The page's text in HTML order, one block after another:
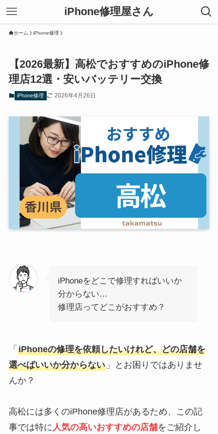
iPhone修理屋さん
ホーム iPhone修理
【2026最新】高松でおすすめのiPhone修
理店12選・安いバッテリー交換
iPhone修理 2026年4月26日
iPhoneをどこで修理すればいいか
分からない…
修理店ってどこがおすすめ？
「 iPhoneの修理を依頼したいけれど、どの店舗を
選べばいいか分からない」とお困りではありませ
んか？
高松には多くのiPhone修理店があるため、この記
事では特に 人気の高いおすすめの店舗をご紹介し